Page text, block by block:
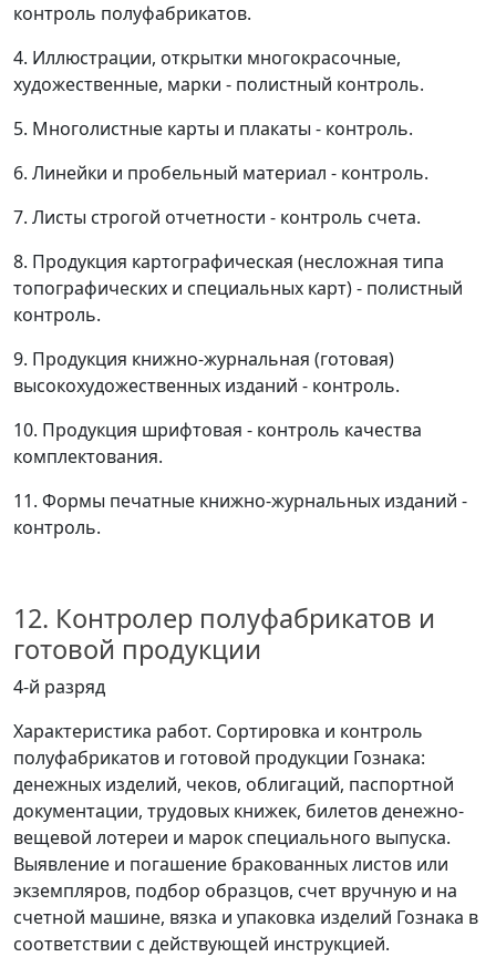
контроль полуфабрикатов.
4. Иллюстрации, открытки многокрасочные,
художественные, марки - полистный контроль.
5. Многолистные карты и плакаты - контроль.
6. Линейки и пробельный материал - контроль.
7. Листы строгой отчетности - контроль счета.
8. Продукция картографическая (несложная типа
топографических и специальных карт) - полистный
контроль.
9. Продукция книжно-журнальная (готовая)
высокохудожественных изданий - контроль.
10. Продукция шрифтовая - контроль качества
комплектования.
11. Формы печатные книжно-журнальных изданий -
контроль.
12. Контролер полуфабрикатов и
готовой продукции
4-й разряд
Характеристика работ. Сортировка и контроль
полуфабрикатов и готовой продукции Гознака:
денежных изделий, чеков, облигаций, паспортной
документации, трудовых книжек, билетов денежно-
вещевой лотереи и марок специального выпуска.
Выявление и погашение бракованных листов или
экземпляров, подбор образцов, счет вручную и на
счетной машине, вязка и упаковка изделий Гознака в
соответствии с действующей инструкцией.